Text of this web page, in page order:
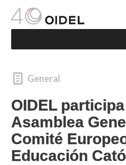
General
OIDEL
Asamblea
Comité
Educación